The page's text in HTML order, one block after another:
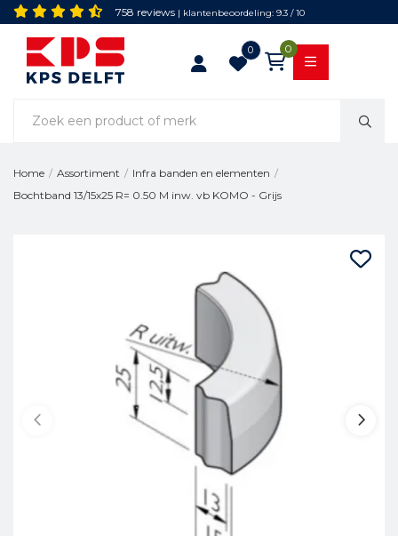
758 reviews | klantenbeoordeling: 9.3 / 10
0 0
Home / Assortiment / Infra banden en elementen /
Bochtband 13/15x25 R= 0.50 M inw. vb KOMO - Grijs